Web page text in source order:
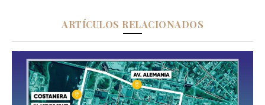
ARTÍCULOS RELACIONADOS